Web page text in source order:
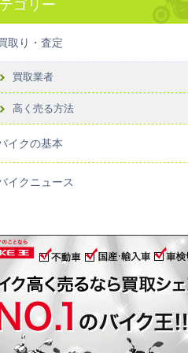
ゴリー
取り・査定
買取業者
高く売る方法
イクの基本
イクニュース